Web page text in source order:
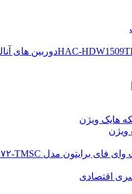
دوربین های
هایک ویژن
ویژن
اقتصادی